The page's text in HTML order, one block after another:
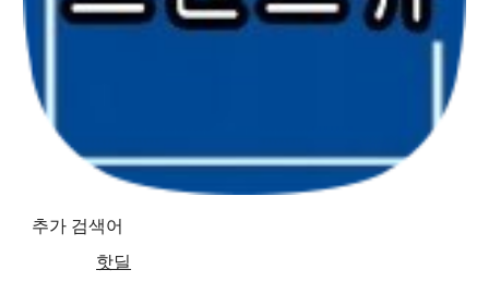
추가 검색어
핫딜